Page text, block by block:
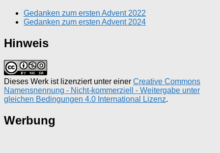
Gedanken zum ersten Advent 2022
Gedanken zum ersten Advent 2024
Hinweis
Dieses Werk ist lizenziert unter einer Creative Commons
Namensnennung - Nicht-kommerziell - Weitergabe unter
gleichen Bedingungen 4.0 International Lizenz.
Werbung